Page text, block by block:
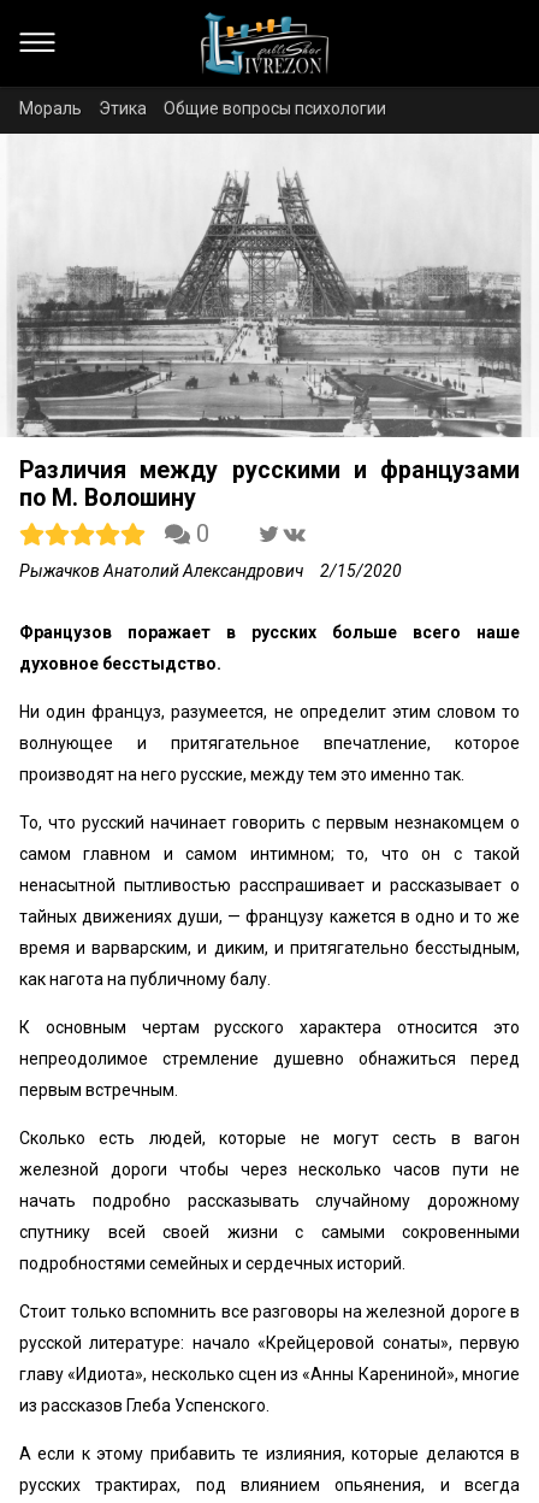
Мораль Этика Общие вопросы психологии
Различия между русскими и французами
по М. Волошину
0
Рыжачков Анатолий Александрович 2/15/2020
Французов поражает в русских больше всего наше
духовное бесстыдство.
Ни один француз, разумеется, не определит этим словом то
волнующее и притягательное впечатление, которое
производят на него русские, между тем это именно так.
То, что русский начинает говорить с первым незнакомцем о
самом главном и самом интимном; то, что он с такой
ненасытной пытливостью расспрашивает и рассказывает о
тайных движениях души, — французу кажется в одно и то же
время и варварским, и диким, и притягательно бесстыдным,
как нагота на публичному балу.
К основным чертам русского характера относится это
непреодолимое стремление душевно обнажиться перед
первым встречным.
Сколько есть людей, которые не могут сесть в вагон
железной дороги чтобы через несколько часов пути не
начать подробно рассказывать случайному дорожному
спутнику всей своей жизни с самыми сокровенными
подробностями семейных и сердечных историй.
Стоит только вспомнить все разговоры на железной дороге в
русской литературе: начало «Крейцеровой сонаты», первую
главу «Идиота», несколько сцен из «Анны Карениной», многие
из рассказов Глеба Успенского.
А если к этому прибавить те излияния, которые делаются в
русских трактирах, под влиянием опьянения, и всегда